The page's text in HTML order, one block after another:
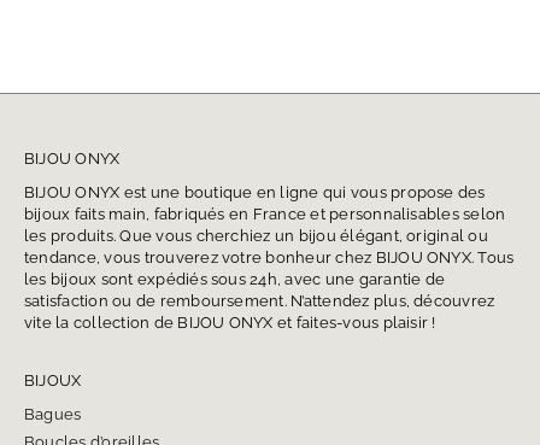
BIJOU ONYX
BIJOU ONYX est une boutique en ligne qui vous propose des
bijoux faits main, fabriqués en France et personnalisables selon
les produits. Que vous cherchiez un bijou élégant, original ou
tendance, vous trouverez votre bonheur chez BIJOU ONYX. Tous
les bijoux sont expédiés sous 24h, avec une garantie de
satisfaction ou de remboursement. N’attendez plus, découvrez
vite la collection de BIJOU ONYX et faites-vous plaisir !
BIJOUX
Bagues